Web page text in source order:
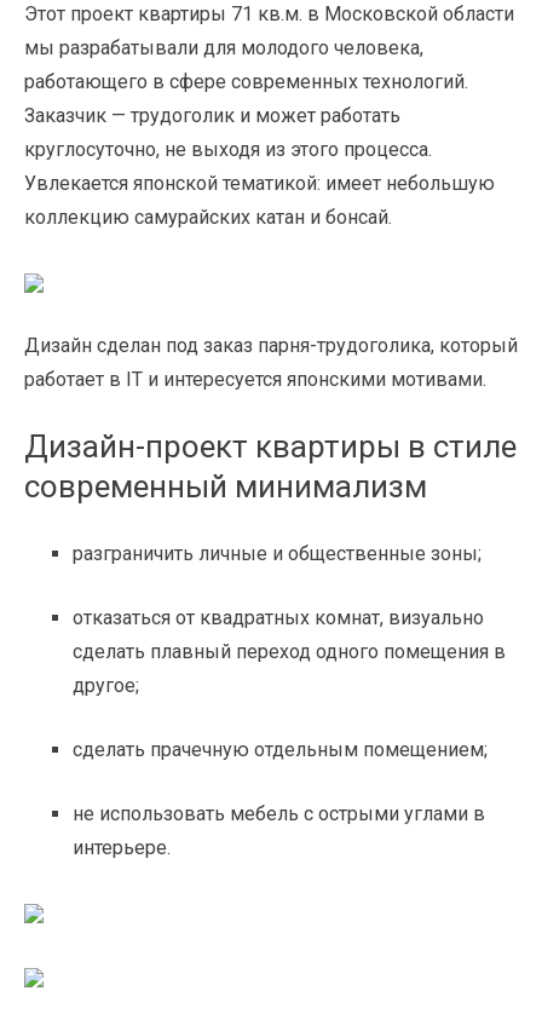
Этот проект квартиры 71 кв.м. в Московской области
мы разрабатывали для молодого человека,
работающего в сфере современных технологий.
Заказчик — трудоголик и может работать
круглосуточно, не выходя из этого процесса.
Увлекается японской тематикой: имеет небольшую
коллекцию самурайских катан и бонсай.
Дизайн сделан под заказ парня-трудоголика, который
работает в IT и интересуется японскими мотивами.
Дизайн-проект квартиры в стиле
современный минимализм
разграничить личные и общественные зоны;
отказаться от квадратных комнат, визуально
сделать плавный переход одного помещения в
другое;
сделать прачечную отдельным помещением;
не использовать мебель с острыми углами в
интерьере.